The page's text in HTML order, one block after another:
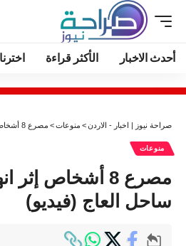
أحدث الاخبار الأكثر قراءة
صراحة نيوز | اخبار - الاردن> منوعات> مصرع 8 أشخاص إثر انهيار مبنى في ساحل العاج (فيديو)
منوعات
مصرع 8 أشخاص
ساحل العاج (فيديو)